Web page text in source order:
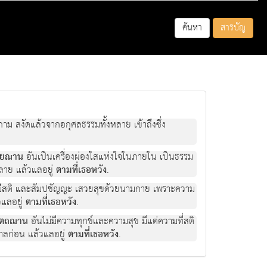
ค้นหา สารบัญ
ม สงัดแล้วจากอกุศลธรรมทั้งหลาย เข้าถึงซึ่ง
ฌาน อันเป็นเครื่องผ่องใสแห่งใจในภายใน เป็นธรรม
าย แล้วแลอยู่ ตามที่เธอหวัง.
ติ และสัมปชัญญะ เสวยสุขด้วยนามกาย เพราะความ
ลอยู่ ตามที่เธอหวัง.
ถฌาน อันไม่มีความทุกข์และความสุข มีแต่ความที่สติ
ลก่อน แล้วแลอยู่ ตามที่เธอหวัง.